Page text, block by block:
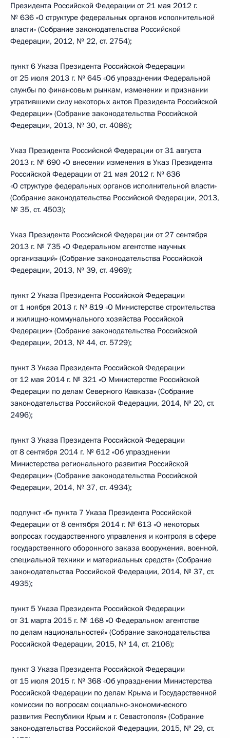
Президента Российской Федерации от 21 мая 2012 г.
№ 636 «О структуре федеральных органов исполнительной
власти» (Собрание законодательства Российской
Федерации, 2012, № 22, ст. 2754);
пункт 6 Указа Президента Российской Федерации
от 25 июля 2013 г. № 645 «Об упразднении Федеральной
службы по финансовым рынкам, изменении и признании
утратившими силу некоторых актов Президента Российской
Федерации» (Собрание законодательства Российской
Федерации, 2013, № 30, ст. 4086);
Указ Президента Российской Федерации от 31 августа
2013 г. № 690 «О внесении изменения в Указ Президента
Российской Федерации от 21 мая 2012 г. № 636
«О структуре федеральных органов исполнительной власти»
(Собрание законодательства Российской Федерации, 2013,
№ 35, ст. 4503);
Указ Президента Российской Федерации от 27 сентября
2013 г. № 735 «О Федеральном агентстве научных
организаций» (Собрание законодательства Российской
Федерации, 2013, № 39, ст. 4969);
пункт 2 Указа Президента Российской Федерации
от 1 ноября 2013 г. № 819 «О Министерстве строительства
и жилищно-коммунального хозяйства Российской
Федерации» (Собрание законодательства Российской
Федерации, 2013, № 44, ст. 5729);
пункт 3 Указа Президента Российской Федерации
от 12 мая 2014 г. № 321 «О Министерстве Российской
Федерации по делам Северного Кавказа» (Собрание
законодательства Российской Федерации, 2014, № 20, ст.
2496);
пункт 3 Указа Президента Российской Федерации
от 8 сентября 2014 г. № 612 «Об упразднении
Министерства регионального развития Российской
Федерации» (Собрание законодательства Российской
Федерации, 2014, № 37, ст. 4934);
подпункт «б» пункта 7 Указа Президента Российской
Федерации от 8 сентября 2014 г. № 613 «О некоторых
вопросах государственного управления и контроля в сфере
государственного оборонного заказа вооружения, военной,
специальной техники и материальных средств» (Собрание
законодательства Российской Федерации, 2014, № 37, ст.
4935);
пункт 5 Указа Президента Российской Федерации
от 31 марта 2015 г. № 168 «О Федеральном агентстве
по делам национальностей» (Собрание законодательства
Российской Федерации, 2015, № 14, ст. 2106);
пункт 3 Указа Президента Российской Федерации
от 15 июля 2015 г. № 368 «Об упразднении Министерства
Российской Федерации по делам Крыма и Государственной
комиссии по вопросам социально-экономического
развития Республики Крым и г. Севастополя» (Собрание
законодательства Российской Федерации, 2015, № 29, ст.